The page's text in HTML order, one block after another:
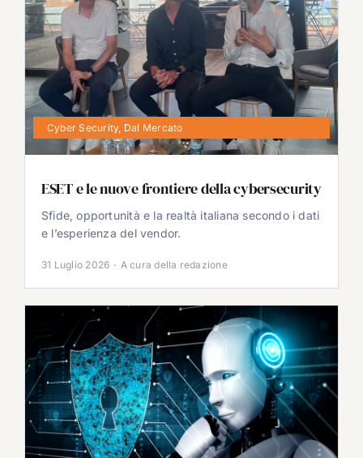
Cyber Security, Dal Mercato
ESET e le nuove frontiere della cybersecurity
Sfide, opportunità e la realtà italiana secondo i dati
e l’esperienza del vendor.
31 Luglio 2026 · A cura della redazione